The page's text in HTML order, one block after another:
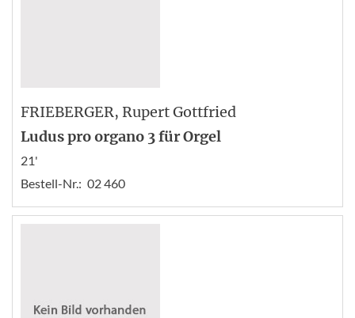
FRIEBERGER, Rupert Gottfried
Ludus pro organo 3 für Orgel
21'
Bestell-Nr.: 02 460